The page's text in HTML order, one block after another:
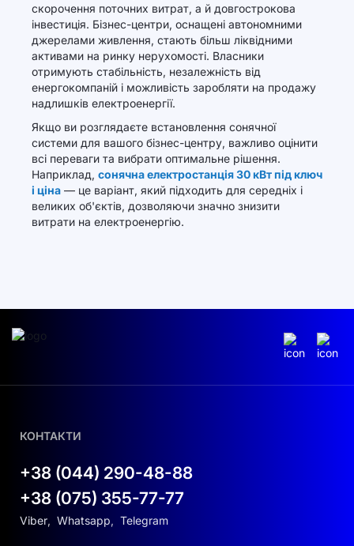
скорочення поточних витрат, а й довгострокова
інвестиція. Бізнес-центри, оснащені автономними
джерелами живлення, стають більш ліквідними
активами на ринку нерухомості. Власники
отримують стабільність, незалежність від
енергокомпаній і можливість заробляти на продажу
надлишків електроенергії.
Якщо ви розглядаєте встановлення сонячної
системи для вашого бізнес-центру, важливо оцінити
всі переваги та вибрати оптимальне рішення.
Наприклад, сонячна електростанція 30 кВт під ключ
і ціна — це варіант, який підходить для середніх і
великих об'єктів, дозволяючи значно знизити
витрати на електроенергію.
КОНТАКТИ
+38 (044) 290-48-88
+38 (075) 355-77-77
Viber, Whatsapp, Telegram